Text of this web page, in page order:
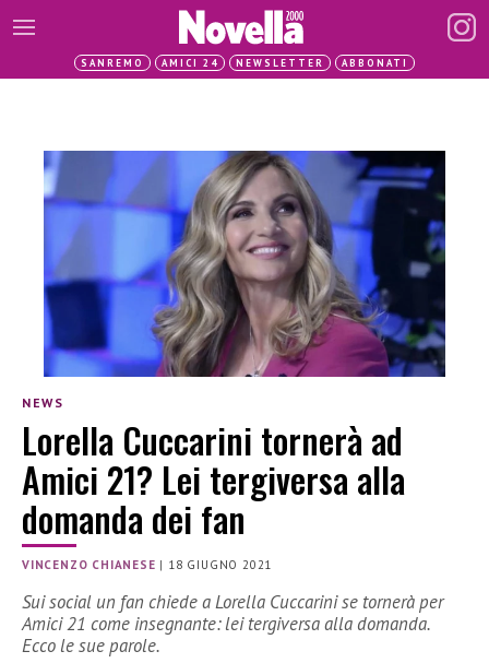
SANREMO AMICI 24 NEWSLETTER ABBONATI
NEWS
Lorella Cuccarini tornerà ad
Amici 21? Lei tergiversa alla
domanda dei fan
VINCENZO CHIANESE | 18 GIUGNO 2021
Sui social un fan chiede a Lorella Cuccarini se tornerà per
Amici 21 come insegnante: lei tergiversa alla domanda.
Ecco le sue parole.